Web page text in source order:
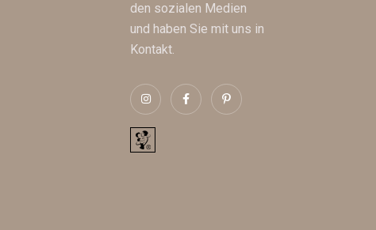
den sozialen Medien
und haben Sie mit uns in
Kontakt.